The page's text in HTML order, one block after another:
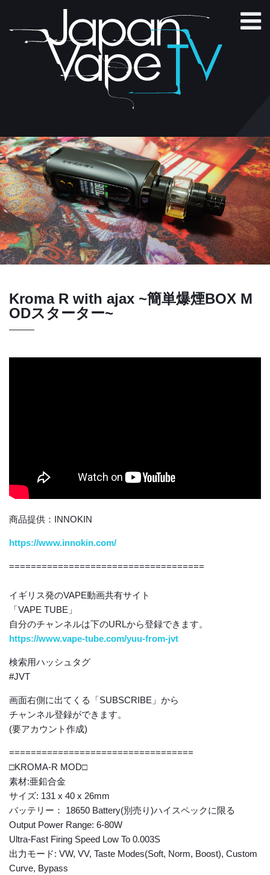
Kroma R with ajax ~簡単爆煙BOX M
ODスターター~
商品提供：INNOKIN
https://www.innokin.com/
====================================
イギリス発のVAPE動画共有サイト
「VAPE TUBE」
自分のチャンネルは下のURLから登録できます。
https://www.vape-tube.com/yuu-from-jvt
検索用ハッシュタグ
#JVT
画面右側に出てくる「SUBSCRIBE」から
チャンネル登録ができます。
(要アカウント作成)
==================================
□KROMA-R MOD□
素材:亜鉛合金
サイズ: 131 x 40 x 26mm
バッテリー： 18650 Battery(別売り)ハイスペックに限る
Output Power Range: 6-80W
Ultra-Fast Firing Speed Low To 0.003S
出力モード: VW, VV, Taste Modes(Soft, Norm, Boost), Custom
Curve, Bypass